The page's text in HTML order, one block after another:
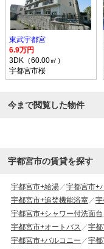
東武宇都宮
6.9万円
3DK（60.00㎡）
宇都宮市桜
今まで閲覧した物件
宇都宮市の賃貸を探す
宇都宮市+給湯 宇都宮市+
宇都宮市+追焚機能浴室
宇
宇都宮市+シャワー付洗面台
宇都宮市+オートバス
宇
宇都宮市+バルコニー
宇